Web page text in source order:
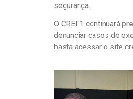
segurança.
O CREF1 continuará
denunciar casos de
basta acessar o site